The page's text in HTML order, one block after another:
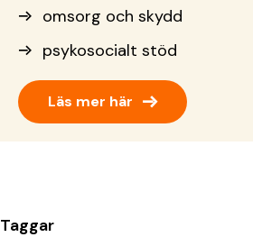
omsorg och skydd
psykosocialt stöd
Läs mer här →
Taggar